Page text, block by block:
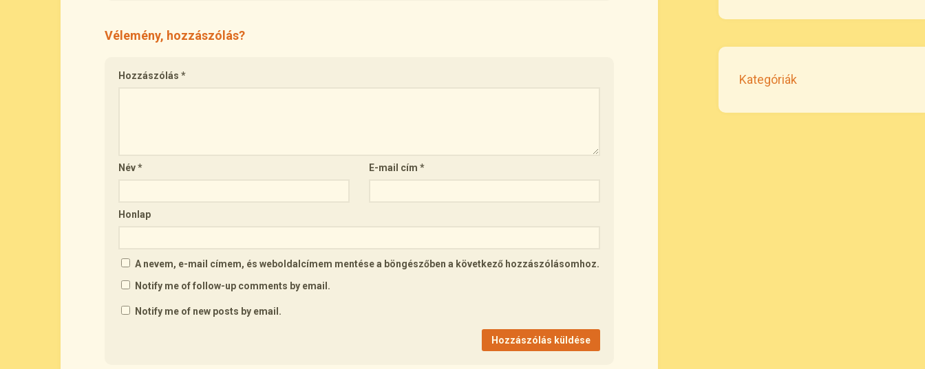
Vélemény, hozzászólás?
Hozzászólás *
Név* E-mail cím *
Honlap
A nevem, e-mail címem, és weboldalcímem mentése a böngészőben a következő hozzászólásomhoz.
Notify me of follow-up comments by email.
Notify me of new posts by email.
Kategóriák